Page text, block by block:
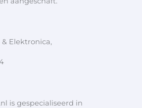
& Elektronica,
is gespecialiseerd in